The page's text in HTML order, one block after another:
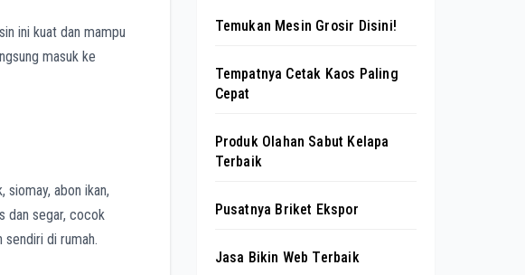
ini kuat dan mampu
masuk ke
siomay, abon ikan,
dan segar, cocok
sendiri di rumah.
Temukan Mesin Grosir Disini!
Tempatnya Cetak Kaos Paling
Cepat
Produk Olahan Sabut Kelapa
Terbaik
Pusatnya Briket Ekspor
Jasa Bikin Web Terbaik